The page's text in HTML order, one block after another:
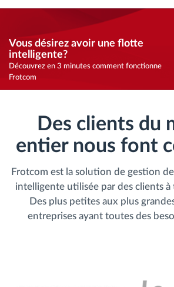
Vous désirez avoir une flotte
intelligente?
Découvrez en 3 minutes comment fonctionne
Frotcom
Des clients du
entier nous font
Frotcom est la solution de gestion
intelligente utilisée par des clients à
Des plus petites aux plus
entreprises ayant toutes des